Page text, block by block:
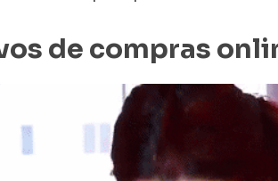
de compras